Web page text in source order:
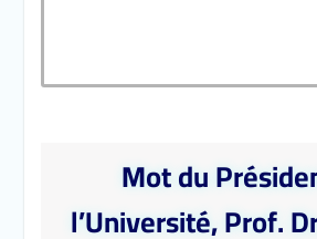
Mot du
l’Université, Prof.